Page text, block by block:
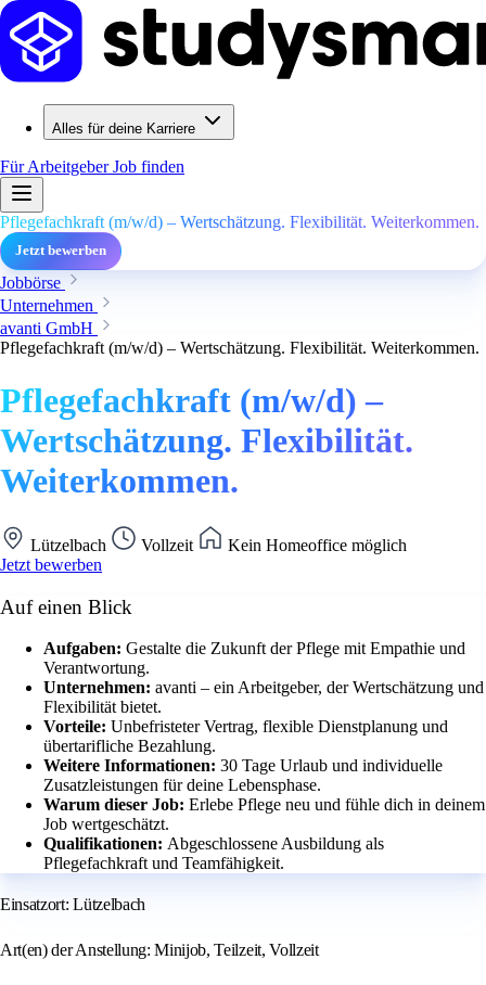
Alles für deine Karriere
Für ArbeitgeberJob finden
Pflegefachkraft (m/w/d) – Wertschätzung. Flexibilität. Weiterkommen.
Jetzt bewerben
Jobbörse
Unternehmen
avanti GmbH
Pflegefachkraft (m/w/d) – Wertschätzung. Flexibilität. Weiterkommen.
Pflegefachkraft (m/w/d) –
Wertschätzung. Flexibilität.
Weiterkommen.
Lützelbach Vollzeit
Kein Homeoffice möglich
Jetzt bewerben
Auf einen Blick
Aufgaben: Gestalte die Zukunft der Pflege mit Empathie und
Verantwortung.
Unternehmen: avanti – ein Arbeitgeber, der Wertschätzung und
Flexibilität bietet.
Vorteile: Unbefristeter Vertrag, flexible Dienstplanung und
übertarifliche Bezahlung.
Weitere Informationen: 30 Tage Urlaub und individuelle
Zusatzleistungen für deine Lebensphase.
Warum dieser Job: Erlebe Pflege neu und fühle dich in deinem
Job wertgeschätzt.
Qualifikationen: Abgeschlossene Ausbildung als
Pflegefachkraft und Teamfähigkeit.
Einsatzort: Lützelbach
Art(en) der Anstellung: Minijob, Teilzeit, Vollzeit